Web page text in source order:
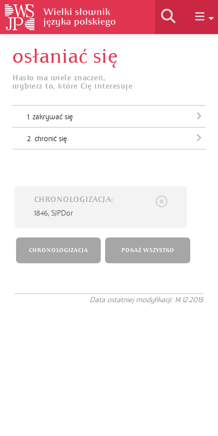
Historia słownika
Jak korzystać
osłaniać się
Hasło ma wiele znaczeń,
wybierz to, które Cię interesuje
1. zakrywać się
2. chronić się
CHRONOLOGIZACJA:
1846, SJPDor
CHRONOLOGIZACJA POKAŻ WSZYSTKO
Data ostatniej modyfikacji: 14.12.2015